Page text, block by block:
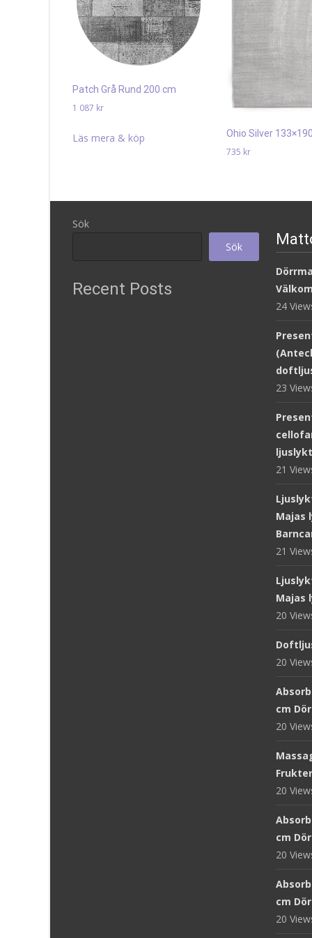
Patch Grå Rund 200 cm
1 087 kr
Läs mera & köp Ohio Silver
735 kr
Sök
Sök
Recent Posts
24
23
21
Majas
21
Majas
20
20
cm
20
20
cm
20
cm
20